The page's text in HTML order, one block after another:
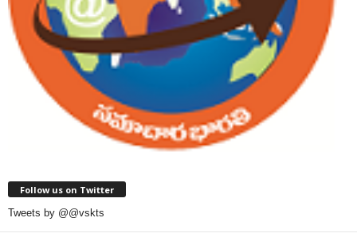
Follow us on Twitter
Tweets by @@vskts